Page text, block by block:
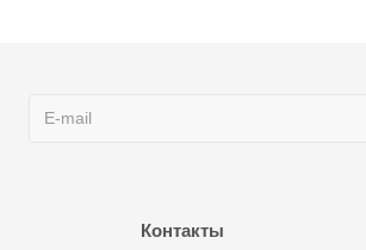
Контакты